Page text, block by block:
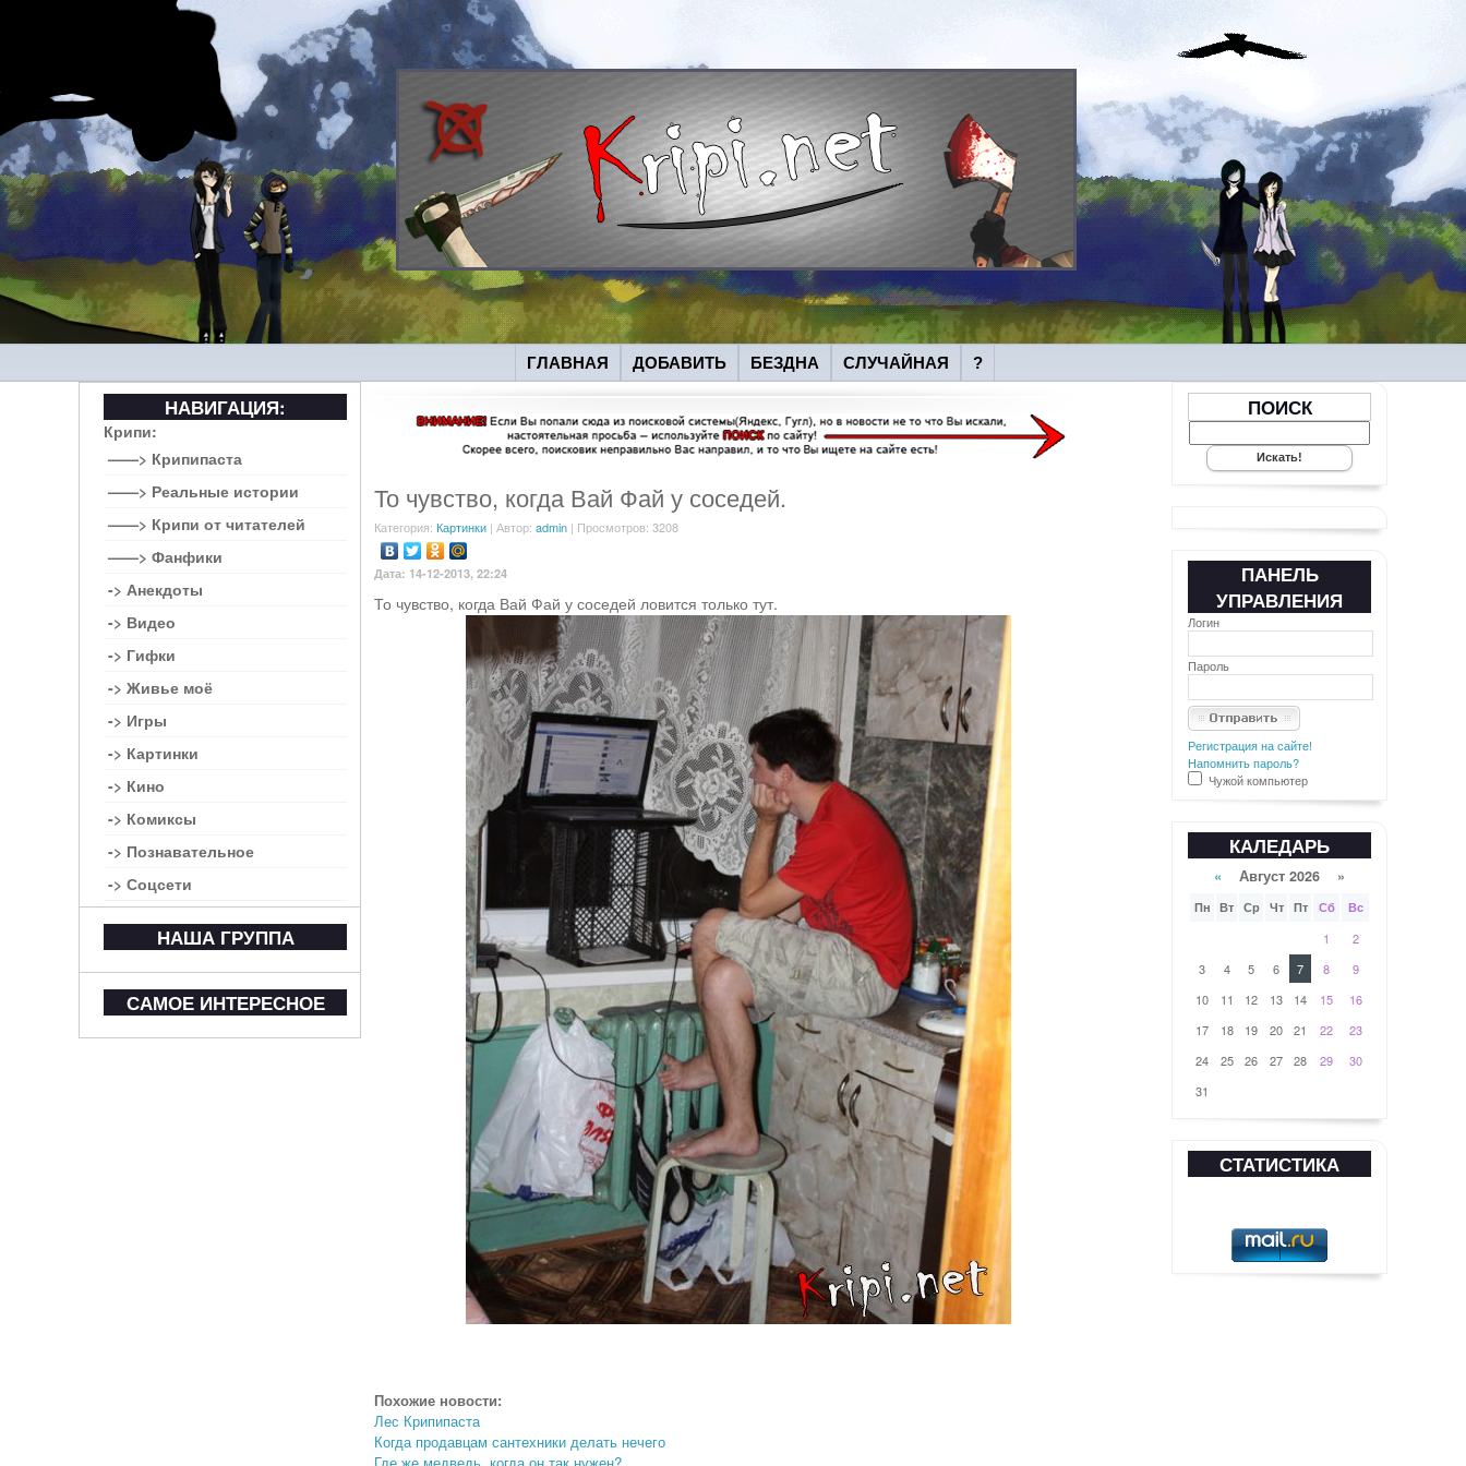
ГЛАВНАЯ ДОБАВИТЬ БЕЗДНА СЛУЧАЙНАЯ ?
То чувство, когда Вай Фай у соседей.
Категория: Картинки| Автор: admin| Просмотров: 3208
Дата: 14-12-2013, 22:24
То чувство, когда Вай Фай у соседей ловится только тут.
Похожие новости:
Лес Крипипаста
Когда продавцам сантехники делать нечего
НАВИГАЦИЯ:
Крипи:
——> Крипипаста
——> Реальные истории
——> Крипи от читателей
——> Фанфики
-> Анекдоты
-> Видео
-> Гифки
-> Живье моё
-> Игры
-> Картинки
-> Кино
-> Комиксы
-> Познавательное
-> Соцсети
НАША ГРУППА
САМОЕ ИНТЕРЕСНОЕ
ПОИСК
ПАНЕЛЬ
УПРАВЛЕНИЯ
Логин
Пароль
Регистрация на сайте!
Напомнить пароль?
Чужой компьютер
КАЛЕДАРЬ
« Август 2026 »
Пн Вт Ср Чт Пт Сб Вс
1
2
3
4 5 6 7 8
9
10
11 12 13 14 15
16
17
18 19 20 21 22
23
24
25 26 27 28 29
30
31
СТАТИСТИКА